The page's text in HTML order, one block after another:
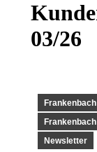
03/26
Newsletter